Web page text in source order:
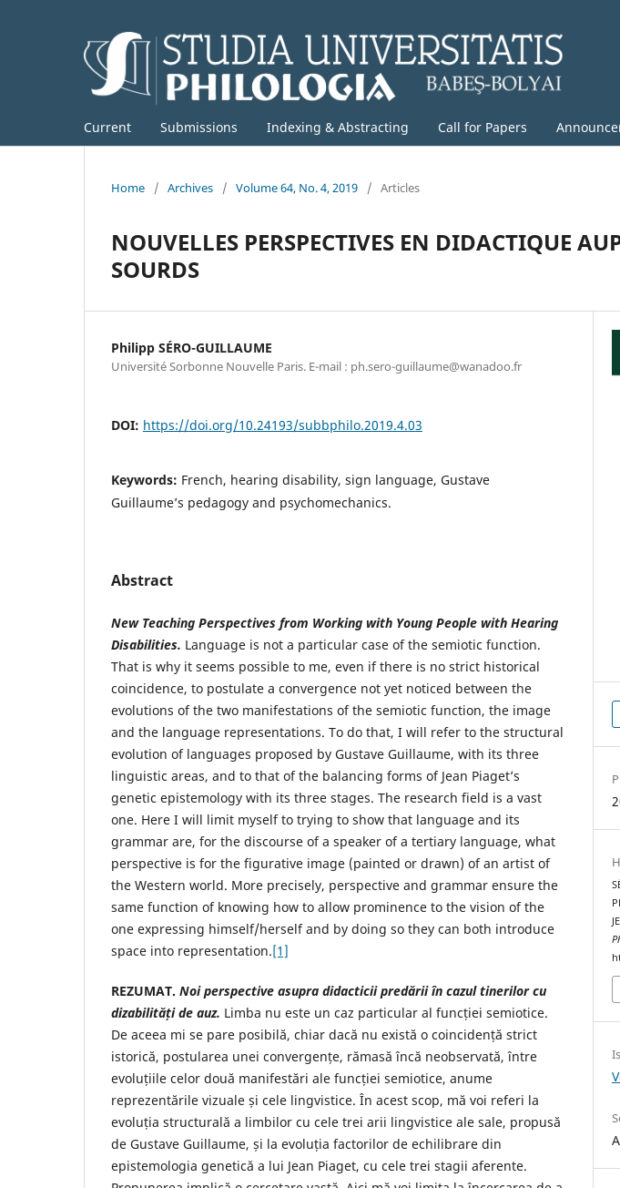
Current Submissions Indexing & Abstracting Call for Papers
Home / Archives / Volume 64, No. 4, 2019 / Articles
NOUVELLES PERSPECTIVES EN DIDACTIQUE
SOURDS
Philipp SÉRO-GUILLAUME
Université Sorbonne Nouvelle Paris. E-mail : ph.sero-guillaume@wanadoo.fr
DOI: https://doi.org/10.24193/subbphilo.2019.4.03
Keywords: French, hearing disability, sign language, Gustave
Guillaume’s pedagogy and psychomechanics.
Abstract
New Teaching Perspectives from Working with Young People with Hearing
Disabilities. Language is not a particular case of the semiotic function.
That is why it seems possible to me, even if there is no strict historical
coincidence, to postulate a convergence not yet noticed between the
evolutions of the two manifestations of the semiotic function, the image
and the language representations. To do that, I will refer to the structural
evolution of languages proposed by Gustave Guillaume, with its three
linguistic areas, and to that of the balancing forms of Jean Piaget’s
genetic epistemology with its three stages. The research field is a vast
one. Here I will limit myself to trying to show that language and its
grammar are, for the discourse of a speaker of a tertiary language, what
perspective is for the figurative image (painted or drawn) of an artist of
the Western world. More precisely, perspective and grammar ensure the
same function of knowing how to allow prominence to the vision of the
one expressing himself/herself and by doing so they can both introduce
space into representation.[1]
REZUMAT. Noi perspective asupra didacticii predării în cazul tinerilor cu
dizabilități de auz. Limba nu este un caz particular al funcției semiotice.
De aceea mi se pare posibilă, chiar dacă nu există o coincidență strict
istorică, postularea unei convergențe, rămasă încă neobservată, între
evoluțiile celor două manifestări ale funcției semiotice, anume
reprezentările vizuale și cele lingvistice. În acest scop, mă voi referi la
evoluția structurală a limbilor cu cele trei arii lingvistice ale sale, propusă
de Gustave Guillaume, și la evoluția factorilor de echilibrare din
epistemologia genetică a lui Jean Piaget, cu cele trei stagii aferente.